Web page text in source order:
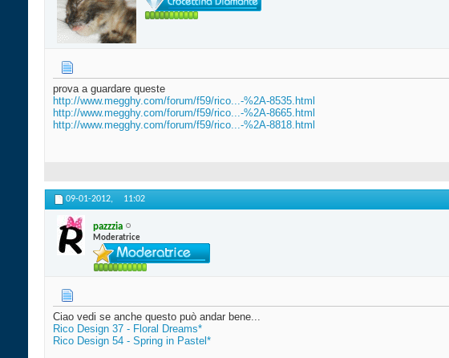
prova a guardare queste
http://www.megghy.com/forum/f59/rico...-%2A-8535.html
http://www.megghy.com/forum/f59/rico...-%2A-8665.html
http://www.megghy.com/forum/f59/rico...-%2A-8818.html
09-01-2012, 11:02
pazzzia
Moderatrice
Ciao vedi se anche questo può andar bene...
Rico Design 37 - Floral Dreams*
Rico Design 54 - Spring in Pastel*